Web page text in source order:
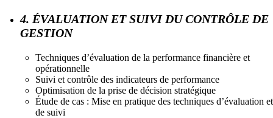
4. ÉVALUATION ET SUIVI DU CONTRÔLE DE
GESTION
Techniques d’évaluation de la performance financière et
opérationnelle
Suivi et contrôle des indicateurs de performance
Optimisation de la prise de décision stratégique
Étude de cas : Mise en pratique des techniques d’évaluation et
de suivi